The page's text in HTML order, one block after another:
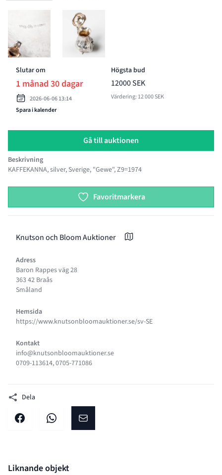
BILD 5 AV KAFFEKANNABILD 6 AV KAFFEKANNA
Slutar om
1 månad 30 dagar
2026-06-06 13:14
Spara i kalender
Högsta bud
12000 SEK
Värdering: 12 000 SEK
Gå till auktionen
Beskrivning
KAFFEKANNA, silver, Sverige, "Gewe", Z9=1974
Favoritmarkera
Knutson och Bloom Auktioner
Adress
Baron Rappes väg 28
363 42 Braås
Småland
Hemsida
https://www.knutsonbloomauktioner.se/sv-SE
Kontakt
info@knutsonbloomauktioner.se
0709-113614, 0705-771086
Dela
Dela på facebookDela på WhatsAppDela på E-post
Liknande objekt